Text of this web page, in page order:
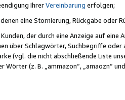
IhrerVereinbarung erfolgen;
eine Stornierung, Rückgabe oder
der durch eine Anzeige auf
über Schlagwörter, Suchbegriffe
(vgl. die nicht abschließende Liste
Wörter (z. B. „ammazon“, „amaozn“